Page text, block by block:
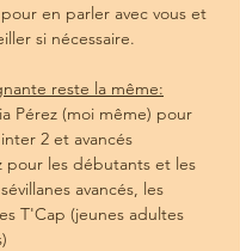
en parler avec vous et
si nécessaire.
reste la même:
Pérez (moi même) pour
2 et avancés
pour les débutants et les
avancés, les
T'Cap (jeunes adultes